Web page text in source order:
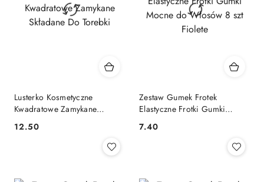
Lusterko Kosmetyczne
Kwadratowe Zamykane
Cena:
12.50
Zestaw Gumek Frotek
Elastyczne Frotki Gumki
Fiolete
Cena:
7.40